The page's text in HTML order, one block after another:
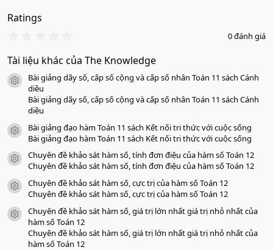
Ratings
0
0
a
0 đánh giá
Tài liệu khác của The Knowledge
icon tài liệu
Bài giảng dãy số, cấp số cộng và cấp số nhân Toán 11 sách Cánh
diều
Bài giảng dãy số, cấp số cộng và cấp số nhân Toán 11 sách Cánh
diều
icon tài liệu
Bài giảng đạo hàm Toán 11 sách Kết nối tri thức với cuộc sống
Bài giảng đạo hàm Toán 11 sách Kết nối tri thức với cuộc sống
icon tài liệu
Chuyên đề khảo sát hàm số, tính đơn điệu của hàm số Toán 12
Chuyên đề khảo sát hàm số, tính đơn điệu của hàm số Toán 12
icon tài liệu
Chuyên đề khảo sát hàm số, cực trị của hàm số Toán 12
Chuyên đề khảo sát hàm số, cực trị của hàm số Toán 12
icon tài liệu
Chuyên đề khảo sát hàm số, giá trị lớn nhất giá trị nhỏ nhất của
hàm số Toán 12
Chuyên đề khảo sát hàm số, giá trị lớn nhất giá trị nhỏ nhất của
hàm số Toán 12